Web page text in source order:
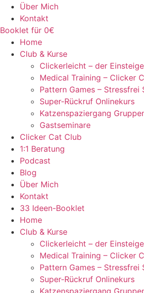
Über Mich
Kontakt
Booklet für 0€
Home
Club & Kurse
Clickerleicht – der
Medical Training – Clicker
Pattern Games – Stressfrei
Super-Rückruf Onlinekurs
Katzenspaziergang
Gastseminare
Clicker Cat Club
1:1 Beratung
Podcast
Blog
Über Mich
Kontakt
33 Ideen-Booklet
Home
Club & Kurse
Clickerleicht – der
Medical Training – Clicker
Pattern Games – Stressfrei
Super-Rückruf Onlinekurs
Katzenspaziergang